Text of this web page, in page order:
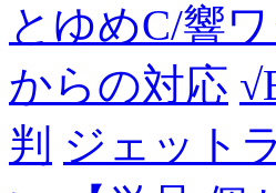
とゆめC/響
からの対応
判 ジェット